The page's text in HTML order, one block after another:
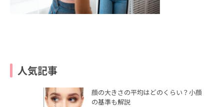
人気記事
顔の大きさの平均はどのくらい？小顔
の基準も解説